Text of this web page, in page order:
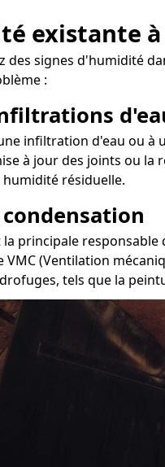
existante
des signes d'humidité
:
infiltration d'eau ou à
à jour des joints ou
résiduelle.
principale
VMC (Ventilation
tels que la